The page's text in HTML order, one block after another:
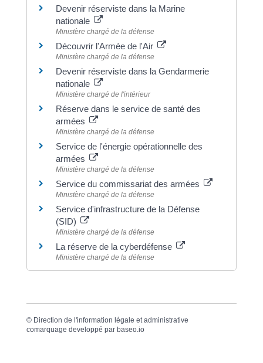
Devenir réserviste dans la Marine
nationale
Ministère chargé de la défense
Découvrir l'Armée de l'Air
Ministère chargé de la défense
Devenir réserviste dans la Gendarmerie
nationale
Ministère chargé de l'intérieur
Réserve dans le service de santé des
armées
Ministère chargé de la défense
Service de l'énergie opérationnelle des
armées
Ministère chargé de la défense
Service du commissariat des armées
Ministère chargé de la défense
Service d'infrastructure de la Défense
(SID)
Ministère chargé de la défense
La réserve de la cyberdéfense
Ministère chargé de la défense
© Direction de l'information légale et administrative
comarquage developpé par baseo.io